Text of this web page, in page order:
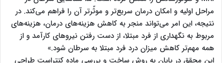
مراحل اولیه و امکان درمان سریع‌تر و موثّرتر آن را فراهم می‌کند. در
نتیجه، این امر می‌تواند منجر به کاهش هزینه‌های درمان، هزینه‌های
مربوط به نگهداری از فرد مبتلا، از دست رفتن نیروهای کارآمد و از
همه مهم‌تر کاهش میزان درد فرد مبتلا به سرطان شود.»
این محقق در پایان به روش ساخت و بررسی ماده کنتراست طراحی